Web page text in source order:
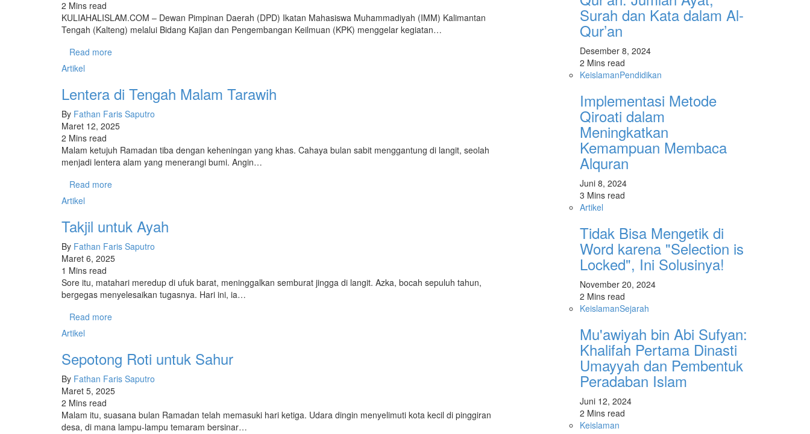
2 Mins read
KULIAHALISLAM.COM – Dewan Pimpinan Daerah (DPD) Ikatan Mahasiswa Muhammadiyah (IMM) Kalimantan
Tengah (Kalteng) melalui Bidang Kajian dan Pengembangan Keilmuan (KPK) menggelar kegiatan…
Read more
Artikel
Lentera di Tengah Malam Tarawih
By Fathan Faris Saputro
Maret 12, 2025
2 Mins read
Malam ketujuh Ramadan tiba dengan keheningan yang khas. Cahaya bulan sabit menggantung di langit, seolah
menjadi lentera alam yang menerangi bumi. Angin…
Read more
Artikel
Takjil untuk Ayah
By Fathan Faris Saputro
Maret 6, 2025
1 Mins read
Sore itu, matahari meredup di ufuk barat, meninggalkan semburat jingga di langit. Azka, bocah sepuluh tahun,
bergegas menyelesaikan tugasnya. Hari ini, ia…
Read more
Artikel
Sepotong Roti untuk Sahur
By Fathan Faris Saputro
Maret 5, 2025
2 Mins read
Malam itu, suasana bulan Ramadan telah memasuki hari ketiga. Udara dingin menyelimuti kota kecil di pinggiran
desa, di mana lampu-lampu temaram bersinar…
Surah dan Kata dalam Al-
Qur’an
Desember 8, 2024
2 Mins read
KeislamanPendidikan
Implementasi Metode
Qiroati dalam
Meningkatkan
Kemampuan Membaca
Alquran
Juni 8, 2024
3 Mins read
Artikel
Tidak Bisa Mengetik di
Word karena "Selection is
Locked", Ini Solusinya!
November 20, 2024
2 Mins read
KeislamanSejarah
Mu'awiyah bin Abi Sufyan:
Khalifah Pertama Dinasti
Umayyah dan Pembentuk
Peradaban Islam
Juni 12, 2024
2 Mins read
Keislaman